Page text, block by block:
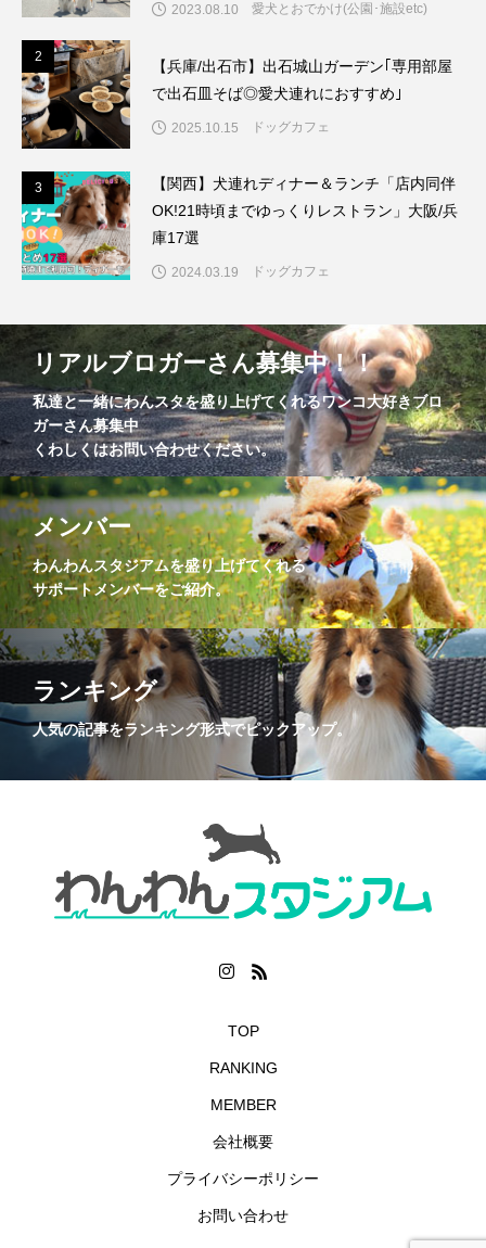
2023.08.10 愛犬とおでかけ(公園･施設etc)
2
【兵庫/出石市】出石城山ガーデン｢専用部屋
で出石皿そば◎愛犬連れにおすすめ｣
2025.10.15 ドッグカフェ
3
【関西】犬連れディナー＆ランチ「店内同伴
OK!21時頃までゆっくりレストラン」大阪/兵
庫17選
2024.03.19 ドッグカフェ
リアルブロガーさん募集中！！
私達と一緒にわんスタを盛り上げてくれるワンコ大好きブロ
ガーさん募集中
くわしくはお問い合わせください。
メンバー
わんわんスタジアムを盛り上げてくれる
サポートメンバーをご紹介。
ランキング
人気の記事をランキング形式でピックアップ。
TOP
RANKING
MEMBER
会社概要
プライバシーポリシー
お問い合わせ